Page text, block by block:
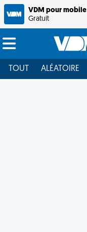
VDM pour mobile
Gratuit
TOUT ALÉATOIRE